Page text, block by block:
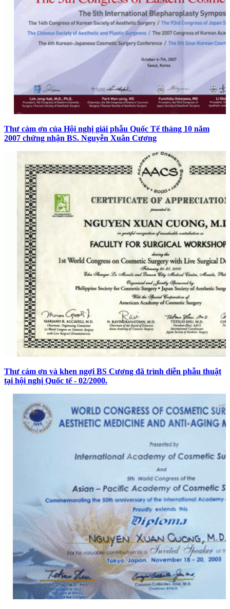
Thư cám ơn của Hội nghị giải phẫu Quốc Tế tháng 10 năm
2007 chứng nhận BS. Nguyễn Xuân Cương
Thư cám ơn và khen ngợi BS Cương đã trình diễn phẫu thuật
tại hội nghị Quốc tế - 02/2000.